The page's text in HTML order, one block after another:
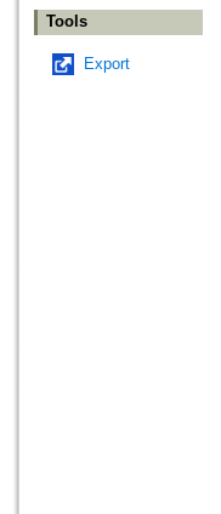
Tools
Export